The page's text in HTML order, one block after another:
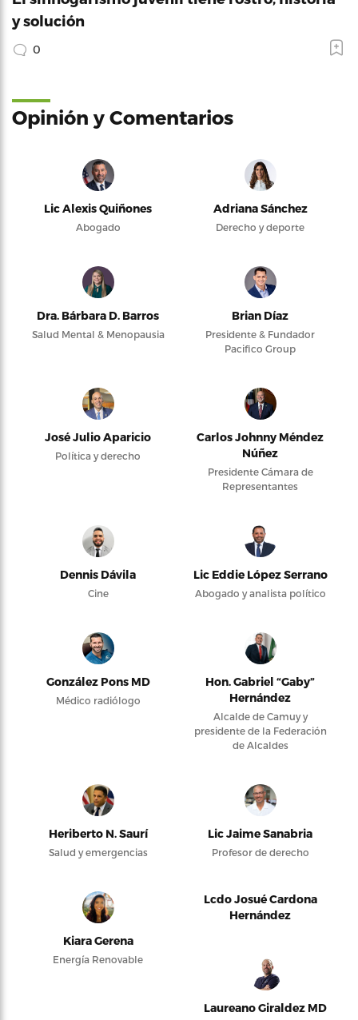
y solución
0
Opinión y Comentarios
Lic Alexis Quiñones
Abogado
Adriana Sánchez
Derecho y deporte
Dra. Bárbara D. Barros
Salud Mental & Menopausia
Brian Díaz
Presidente & Fundador
Pacifico Group
José Julio Aparicio
Política y derecho
Carlos Johnny Méndez
Núñez
Presidente Cámara de
Representantes
Dennis Dávila
Cine
Lic Eddie López Serrano
Abogado y analista político
González Pons MD
Médico radiólogo
Hon. Gabriel “Gaby”
Hernández
Alcalde de Camuy y
presidente de la Federación
de Alcaldes
Heriberto N. Saurí
Salud y emergencias
Lic Jaime Sanabria
Profesor de derecho
Kiara Gerena
Energía Renovable
Lcdo Josué Cardona
Hernández
Laureano Giraldez MD